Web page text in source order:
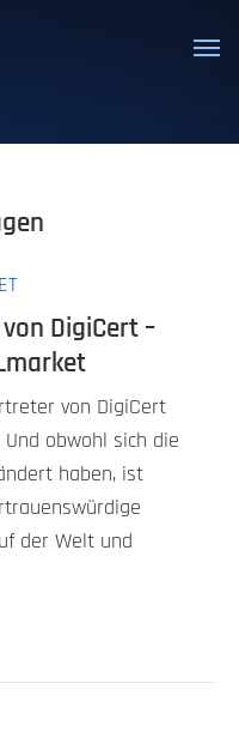
SSL/TLS-
DigiCert –
von DigiCert
obwohl sich die
haben, ist
der Welt und